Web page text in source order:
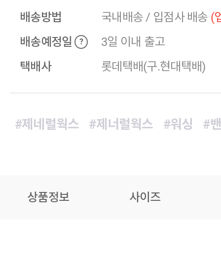
배송방법
국내배송 / 입점사 배송 (
배송예정일
?
3일 이내 출고
택배사
롯데택배(구.현대택배)
#제네럴웍스 #제너럴웍스 #워싱 #
상품정보 사이즈